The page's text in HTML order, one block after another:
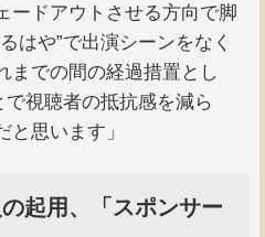
ードアウトさせる方向で脚
はや”で出演シーンをなく
までの間の経過措置とし
で視聴者の抵抗感を減ら
思います」
起用、「スポンサー